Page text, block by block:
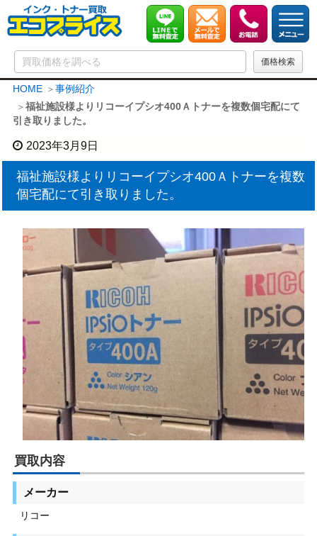
HOME
事例紹介
福祉施設様よりリコーイプシオ400Ａトナーを複数個宅配にて
引き取りました。
2023年3月9日
福祉施設様よりリコーイプシオ400Ａトナーを複数
個宅配にて引き取りました。
買取内容
メーカー
リコー